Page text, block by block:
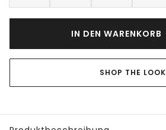
IN DEN WARENKORB
SHOP THE LOOK